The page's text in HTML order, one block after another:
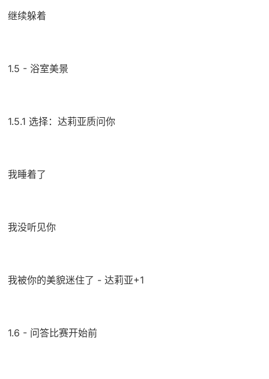
继续躲着
1.5 - 浴室美景
1.5.1 选择：达莉亚质问你
我睡着了
我没听见你
我被你的美貌迷住了 - 达莉亚+1
1.6 - 问答比赛开始前